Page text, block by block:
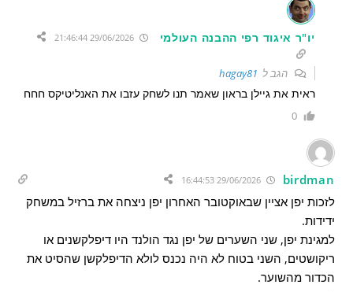
יו"ר איגוד רפי ההבנה העולמי 29/06/2026 21:46:44
הגב ל hagay81
ראית את גיילן בראון שאמר תנו לשחק עזבו את האנליטיקס חחח
0
birdman
29/06/2026 16:44:53
לזכות יפן אציין שבאוקטובר האחרון יפן ניצחה את ברזיל במשחק
ידידות.
למגינת יפן, שני השערים של יפן נגד הולנד היו דיפלקשנים או
ריקושטים, השני בטוח לא היה נכנס לולא הדיפלקשן שהסיט את
הכדור מהשוער.